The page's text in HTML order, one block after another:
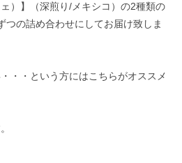
）】（深煎り/メキシコ）の2種類の
つの詰め合わせにしてお届け致しま
・・という方にはこちらがオススメ